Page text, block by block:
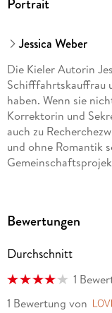
Portrait
Jessica Weber
Die Kieler Autorin
Schifffahrtskauffrau
haben. Wenn sie
Korrektorin und
auch zu
und ohne Romantik
Bewertungen
Durchschnitt
1
1 Bewertung von